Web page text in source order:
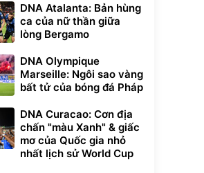
DNA Atalanta: Bản hùng
ca của nữ thần giữa
lòng Bergamo
DNA Olympique
Marseille: Ngôi sao vàng
bất tử của bóng đá Pháp
DNA Curacao: Cơn địa
chấn "màu Xanh" & giấc
mơ của Quốc gia nhỏ
nhất lịch sử World Cup